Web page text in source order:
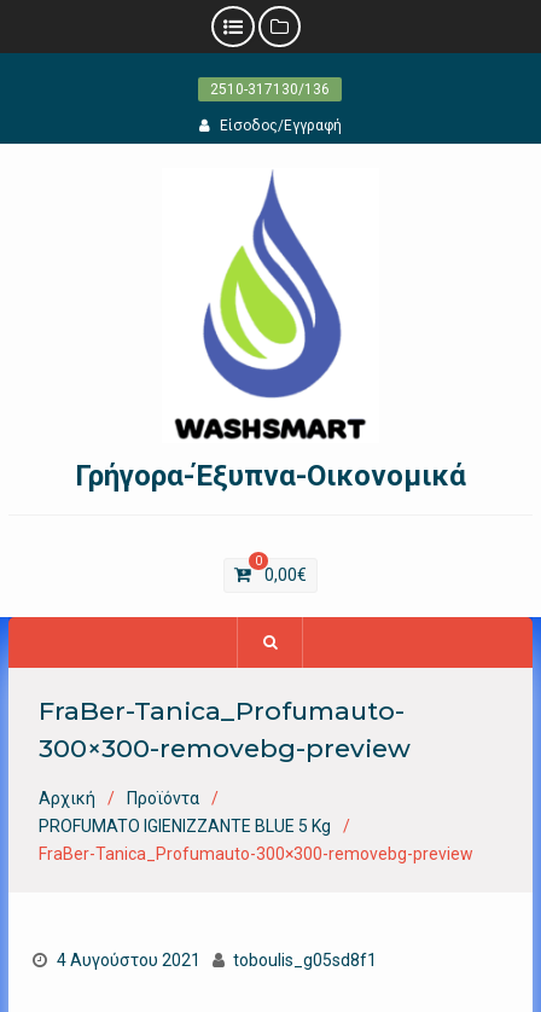
2510-317130/136
Είσοδος/Εγγραφή
Γρήγορα-Έξυπνα-Οικονομικά
0
0,00€
FraBer-Tanica_Profumauto-
300×300-removebg-preview
Αρχική
Προϊόντα
PROFUMATO IGIENIZZANTE BLUE 5 Kg
FraBer-Tanica_Profumauto-300×300-removebg-preview
4 Αυγούστου 2021 toboulis_g05sd8f1